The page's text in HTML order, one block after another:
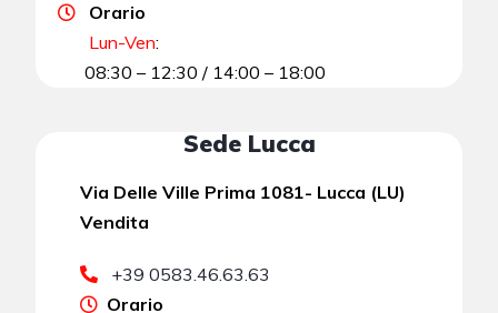
Orario
Lun-Ven:
08:30 – 12:30 / 14:00 – 18:00
Sede Lucca
Via Delle Ville Prima 1081- Lucca (LU)
Vendita
+39 0583.46.63.63
Orario